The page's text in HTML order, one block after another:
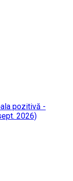
pozitivă -
2026)